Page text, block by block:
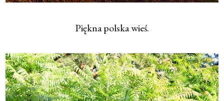
Piękna polska wieś.